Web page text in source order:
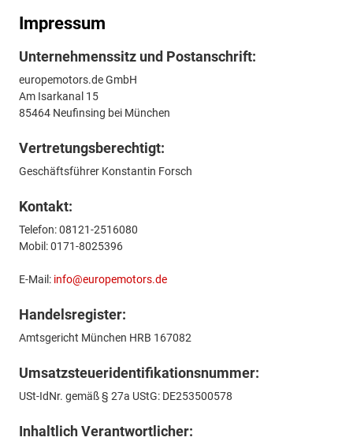
Impressum
Unternehmenssitz und Postanschrift:
europemotors.de GmbH
Am Isarkanal 15
85464 Neufinsing bei München
Vertretungsberechtigt:
Geschäftsführer Konstantin Forsch
Kontakt:
Telefon: 08121-2516080
Mobil: 0171-8025396
E-Mail: info@europemotors.de
Handelsregister:
Amtsgericht München HRB 167082
Umsatzsteueridentifikationsnummer:
USt-IdNr. gemäß § 27a UStG: DE253500578
Inhaltlich Verantwortlicher: